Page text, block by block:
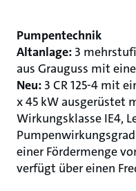
Pumpentechnik
Altanlage: 3
aus Grauguss mit
Neu: 3 CR 125-4 mit
x 45 kW ausgerüstet
Wirkungsklasse IE4,
einer Fördermenge
verfügt über einen